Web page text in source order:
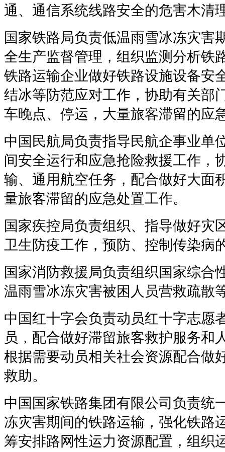
通、通信系统线路安全的危害木清
国家铁路局负责低温雨雪冰冻灾害
全生产监督管理，组织监测分析铁
铁路运输企业做好铁路设施设备安
结冰等防范应对工作，协助有关部
车晚点、停运，大量旅客滞留的应
中国民航局负责指导民航企事业单
间安全运行和应急抢险救援工作，
输、通用航空任务，配合做好大面
量旅客滞留的应急处置工作。
国家疾控局负责组织、指导做好灾
卫生防疫工作，预防、控制传染病
国家消防救援局负责组织国家综合
温雨雪冰冻灾害被困人员营救疏散
中国红十字会负责动员红十字志愿
员，配合做好滞留旅客救护服务和
根据需要动员相关社会资源配合做
救助。
中国国家铁路集团有限公司负责统
冻灾害期间的铁路运输，强化铁路
筹安排路网性运力资源配置，组织